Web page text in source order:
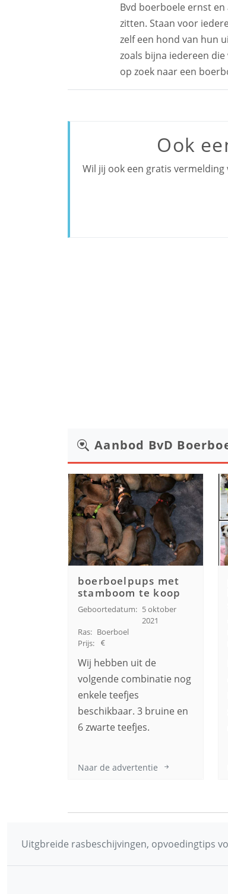
Bvd boerboele ernst
zitten. Staan voor
zelf een hond van hun
zoals bijna iedereen
op zoek naar een
Ook
Wil jij ook een gratis vermelding
Aanbod BvD
boerboelpups met
stamboom te koop
Geboortedatum: 5 oktober
2021
Ras: Boerboel
Prijs:
Wij hebben uit de
volgende combinatie nog
enkele teefjes
beschikbaar. 3 bruine en
6 zwarte teefjes.
Naar de advertentie
Uitgbreide rasbeschijvingen, opvoedingtips